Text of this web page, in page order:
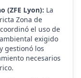
(ZFE Lyon): La
Zona de
coordinó el uso de
exigido
gestionó los
necesarios